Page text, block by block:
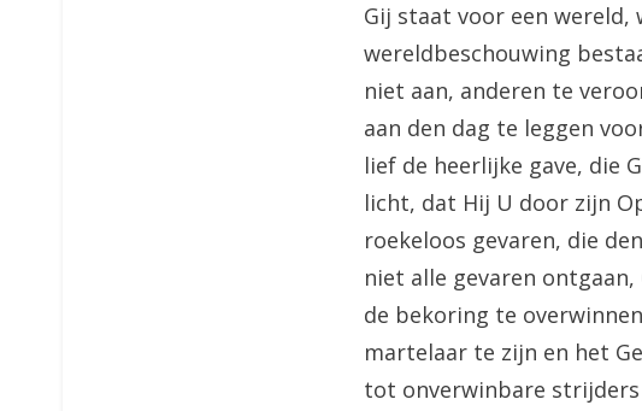
Gij staat voor een wereld,
wereldbeschouwing
niet aan, anderen te
aan den dag te leggen
lief de heerlijke gave, die
licht, dat Hij U door zijn
roekeloos gevaren, die
niet alle gevaren
de bekoring te
martelaar te zijn en het
tot onverwinbare strijders